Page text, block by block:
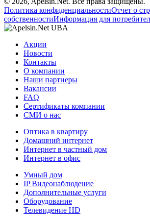
Политика конфиденциальностиОтчет о
собственностиИнформация для
Акции
Новости
Контакты
О компании
Наши партнеры
Вакансии
FAQ
Сертификаты компании
СМИ о нас
Оптика в квартиру
Домашний интернет
Интернет в частный дом
Интернет в офис
Умный дом
IP Видеонаблюдение
Дополнительные услуги
Оборудование
Телевидение HD